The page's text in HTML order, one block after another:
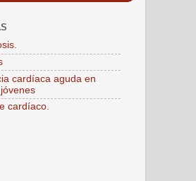
cardíaca aguda en
cardíaco.